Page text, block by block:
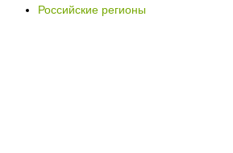
Российские регионы